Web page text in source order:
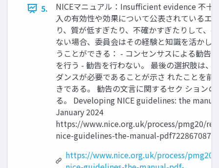
5.
NICEマニュアル：Insufficient evidence 不十
入の有効性や効果について公表されているエ
り、質が低すぎたり、不確かすぎたりして、
ない場合、委員会はその経験と知識を活かし
うことができる： - コンセンサスによる勧告
を行う - 勧告を行わない。 最後の選択肢は、
ダンスが必要であることが示さ れたことを前
きである。 勧告の文言に関するセク ション
る。 Developing NICE guidelines: the
January 2024
https://www.nice.org.uk/process/pmg20/
nice-guidelines-the-manual-
https://www.nice.org.uk/process/pmg20/